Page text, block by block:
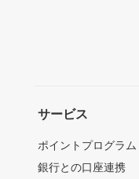
サービス
ポイントプログラム
銀行との口座連携